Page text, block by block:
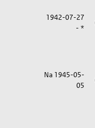
1942-07-27
- *
Na 1945-05-
05